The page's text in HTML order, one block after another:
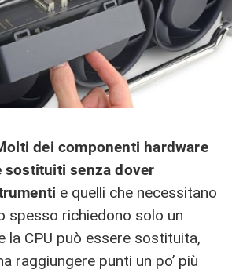
dei componenti hardware
sostituiti senza dover
e quelli che necessitano
spesso richiedono solo un
la CPU può essere sostituita,
raggiungere punti un po’ più